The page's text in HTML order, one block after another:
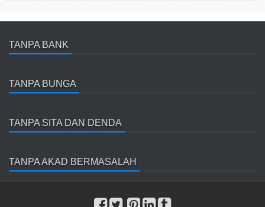
TANPA BANK
TANPA BUNGA
TANPA SITA DAN DENDA
TANPA AKAD BERMASALAH